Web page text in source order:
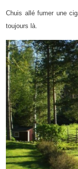
Chuis allé fumer une
toujours là.